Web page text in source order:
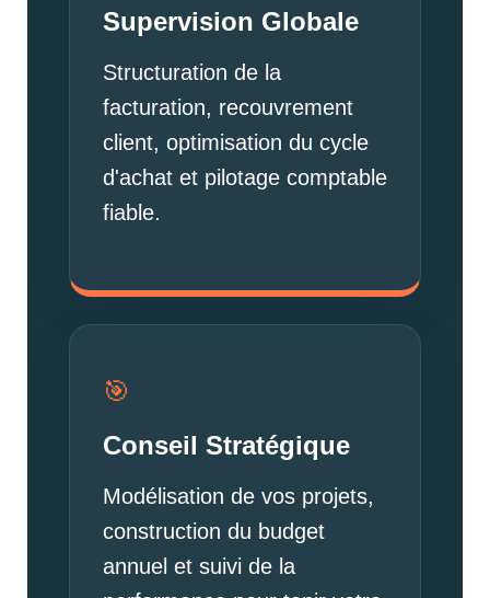
Supervision Globale
Structuration de la
facturation, recouvrement
client, optimisation du cycle
d'achat et pilotage comptable
fiable.
🎯
Conseil Stratégique
Modélisation de vos projets,
construction du budget
annuel et suivi de la